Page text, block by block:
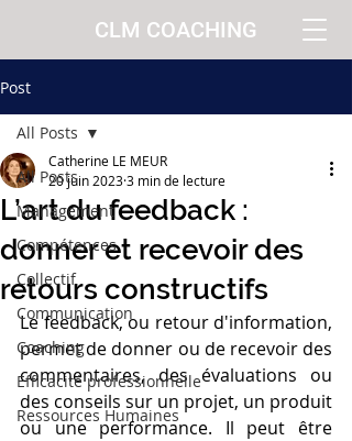
CLM COACHING
Post
All Posts
Management
Compétences
Collectif
Communication
Coaching
Efficacité professionnelle
Ressources Humaines
All Posts
L’art du feedback :
donner et recevoir des
retours constructifs
Catherine LE MEUR
20 juin 20233 min de lecture
Le feedback, ou retour d'information,
permet de donner ou de recevoir des
commentaires, des évaluations ou
des conseils sur un projet, un produit
ou une performance. Il peut être